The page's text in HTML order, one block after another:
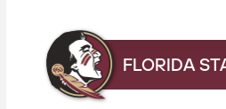
FLORIDA